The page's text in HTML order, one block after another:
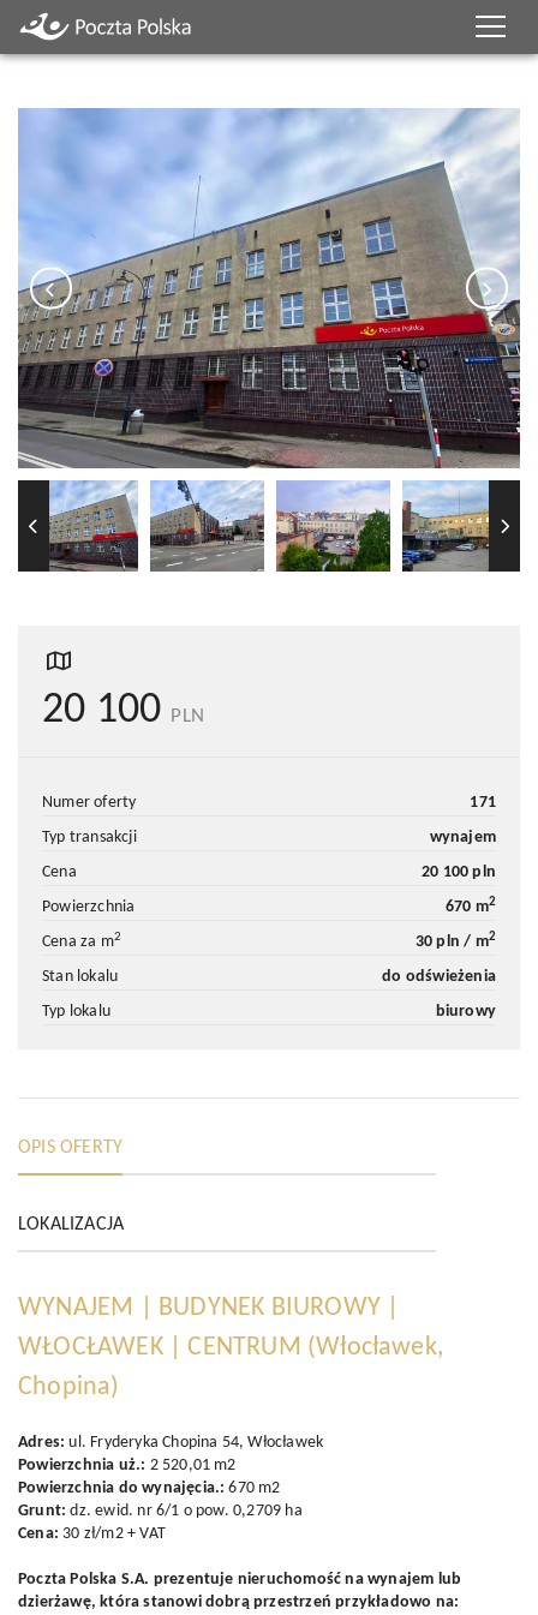
20 100 PLN
numer oferty
171
typ transakcji
wynajem
cena
20 100 pln
powierzchnia
670 m2
cena za m2 30 pln / m2
stan lokalu
do odświeżenia
typ lokalu
biurowy
OPIS OFERTY
LOKALIZACJA
WYNAJEM | BUDYNEK BIUROWY |
WŁOCŁAWEK | CENTRUM (Włocławek,
Chopina)
Adres:ul. Fryderyka Chopina 54, Włocławek
Powierzchnia uż.: 2 520,01 m2
Powierzchnia do wynajęcia.: 670 m2
Grunt:dz. ewid. nr 6/1 o pow. 0,2709 ha
Cena: 30 zł/m2 + VAT
Poczta Polska S.A. prezentuje nieruchomość na wynajem lub
dzierżawę, która stanowi dobrą przestrzeń przykładowo na: